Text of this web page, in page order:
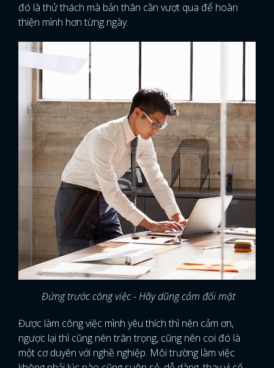
đó là thử thách mà bản thân cần vượt qua để hoàn
thiện mình hơn từng ngày.
Đứng trước công việc - Hãy dũng cảm đối mặt
Được làm công việc mình yêu thích thì nên cảm ơn,
ngược lại thì cũng nên trân trọng, cũng nên coi đó là
một cơ duyên với nghề nghiệp. Môi trường làm việc